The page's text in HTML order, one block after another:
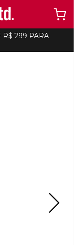
R$ 299 PARA